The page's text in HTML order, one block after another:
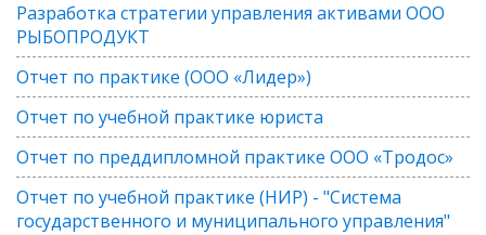
Разработка стратегии управления активами ООО
РЫБОПРОДУКТ
Отчет по практике (ООО «Лидер»)
Отчет по учебной практике юриста
Отчет по преддипломной практике ООО «Тродос»
Отчет по учебной практике (НИР) - "Система
государственного и муниципального управления"